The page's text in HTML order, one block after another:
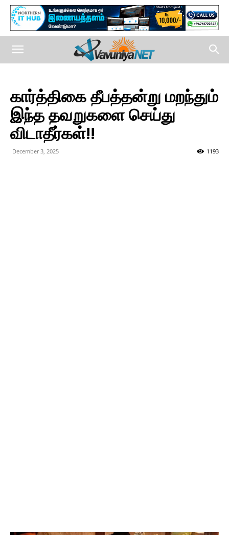
கார்த்திகை தீபத்தன்று மறந்தும்
இந்த தவறுகளை செய்து
விடாதீர்கள்!!
December 3, 2025 1193